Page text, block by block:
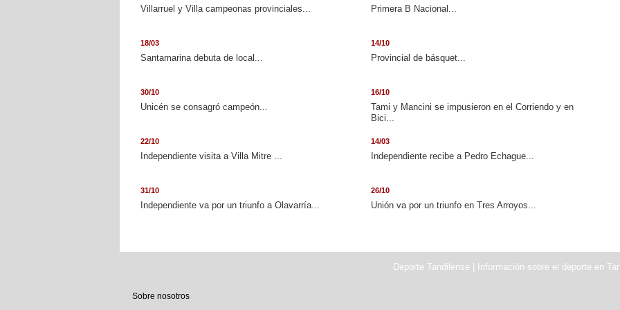
Villarruel y Villa campeonas provinciales... Primera B Nacional...
18/03
Santamarina debuta de local...
14/10
Provincial de básquet...
30/10
Unicén se consagró campeón...
16/10
Tami y Mancini se impusieron en el Corriendo y en
Bici...
22/10
Independiente visita a Villa Mitre ...
14/03
Independiente recibe a Pedro Echague...
31/10
Independiente va por un triunfo a Olavarría...
26/10
Unión va por un triunfo en Tres Arroyos...
Deporte Tandilense | Información sobre el deporte en
Sobre nosotros